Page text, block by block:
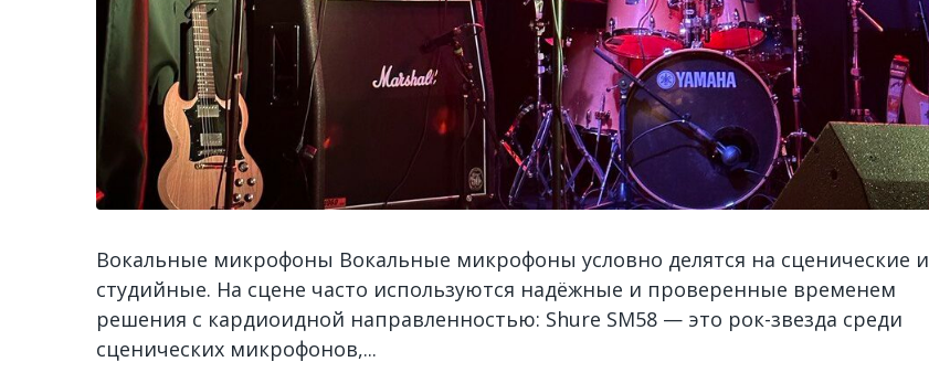
Вокальные микрофоны Вокальные микрофоны условно делятся на сценические и
студийные. На сцене часто используются надёжные и проверенные временем
решения с кардиоидной направленностью: Shure SM58 — это рок-звезда среди
сценических микрофонов,...